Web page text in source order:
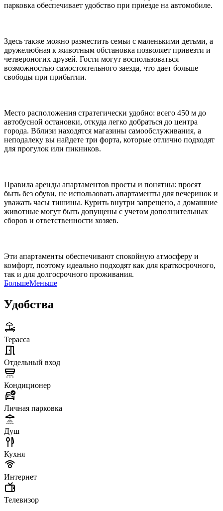
парковка обеспечивает удобство при приезде на автомобиле.
Здесь также можно разместить семьи с маленькими детьми, а
дружелюбная к животным обстановка позволяет привезти и
четвероногих друзей. Гости могут воспользоваться
возможностью самостоятельного заезда, что дает больше
свободы при прибытии.
Место расположения стратегически удобно: всего 450 м до
автобусной остановки, откуда легко добраться до центра
города. Вблизи находятся магазины самообслуживания, а
неподалеку вы найдете три форта, которые отлично подходят
для прогулок или пикников.
Правила аренды апартаментов просты и понятны: просят
быть без обуви, не использовать апартаменты для вечеринок и
уважать часы тишины. Курить внутри запрещено, а домашние
животные могут быть допущены с учетом дополнительных
сборов и ответственности хозяев.
Эти апартаменты обеспечивают спокойную атмосферу и
комфорт, поэтому идеально подходят как для краткосрочного,
так и для долгосрочного проживания.
БольшеМеньше
Удобства
Терасса
Отдельный вход
Кондиционер
Личная парковка
Душ
Кухня
Интернет
Телевизор